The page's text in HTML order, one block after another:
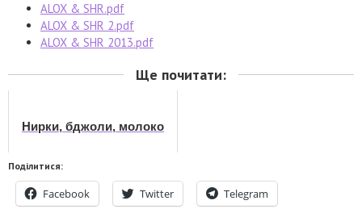
ALOX & SHR.pdf
ALOX & SHR 2.pdf
ALOX & SHR 2013.pdf
Ще почитати:
Нирки, бджоли, молоко
Поділитися:
Facebook Twitter Telegram